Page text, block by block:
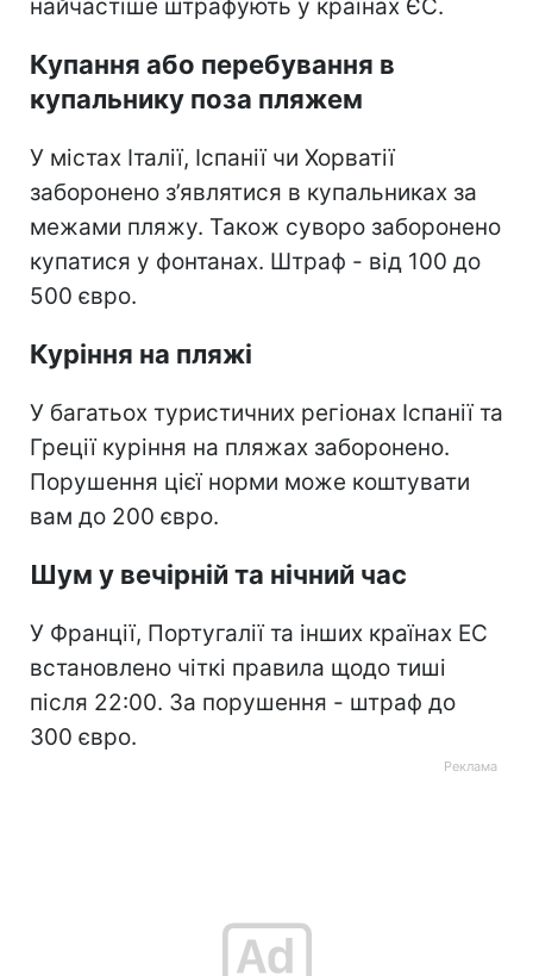
найчастіше штрафують у країнах ЄС.
Купання або перебування в
купальнику поза пляжем
У містах Італії, Іспанії чи Хорватії
заборонено з’являтися в купальниках за
межами пляжу. Також суворо заборонено
купатися у фонтанах. Штраф - від 100 до
500 євро.
Куріння на пляжі
У багатьох туристичних регіонах Іспанії та
Греції куріння на пляжах заборонено.
Порушення цієї норми може коштувати
вам до 200 євро.
Шум у вечірній та нічний час
У Франції, Португалії та інших країнах ЕС
встановлено чіткі правила щодо тиші
після 22:00. За порушення - штраф до
300 євро.